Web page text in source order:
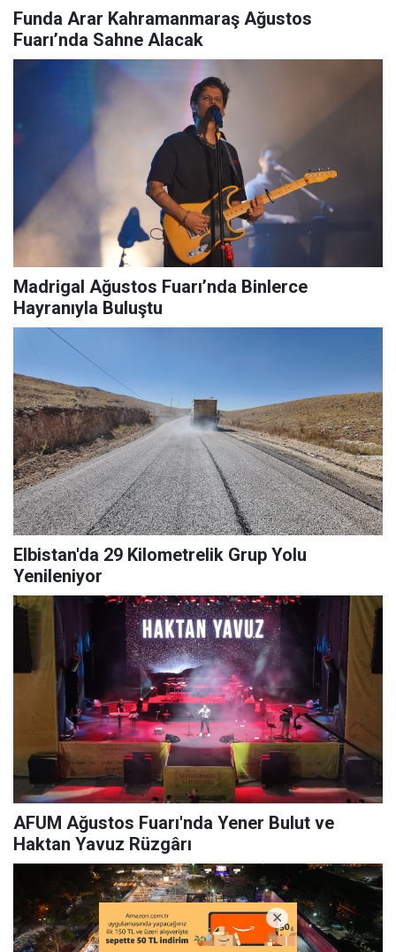
Funda Arar Kahramanmaraş Ağustos
Fuarı’nda Sahne Alacak
Madrigal Ağustos Fuarı’nda Binlerce
Hayranıyla Buluştu
Elbistan'da 29 Kilometrelik Grup Yolu
Yenileniyor
AFUM Ağustos Fuarı'nda Yener Bulut ve
Haktan Yavuz Rüzgârı